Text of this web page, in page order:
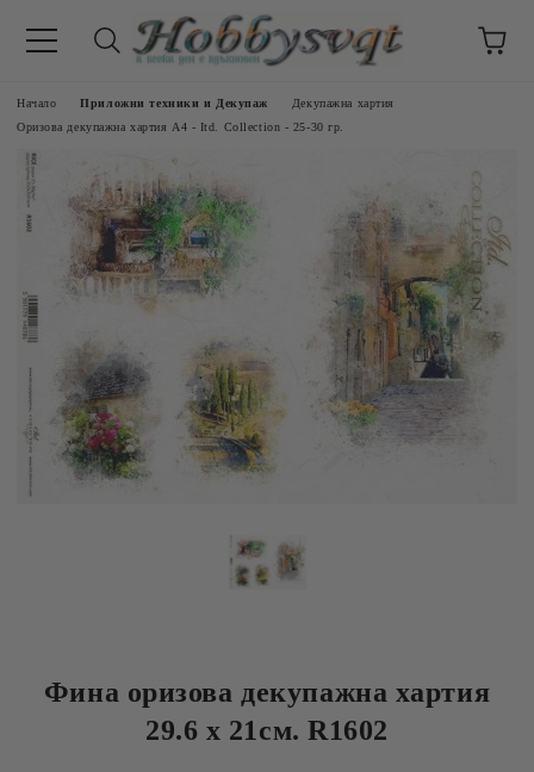
Начало Приложни техники и Декупаж
Декупажна хартия
Оризова декупажна хартия А4 - Itd. Collection - 25-30 гр.
Фина оризова декупажна хартия
29.6 х 21см. R1602